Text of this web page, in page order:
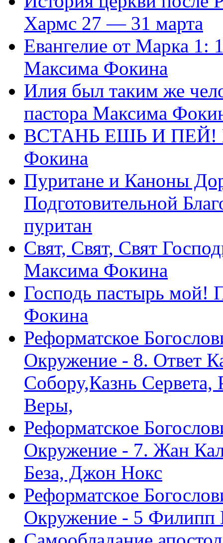
Хармс 27 — 31 марта
Евангелие от Марка 1:
Максима Фокина
Илия был таким же
пастора Максима
ВСТАНЬ ЕШЬ И ПЕЙ!
Фокина
Пуритане и Каноны
Подготовительной
пуритан
Свят, Свят, Свят
Максима Фокина
Господь пастырь мой!
Фокина
Реформатское
Окружение - 8. Ответ
Собору,Казнь Сервета,
Веры,
Реформатское
Окружение - 7. Жан
Беза, Джон Нокс
Реформатское
Окружение - 5 Филипп